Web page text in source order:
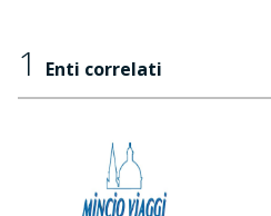
1 Enti correlati